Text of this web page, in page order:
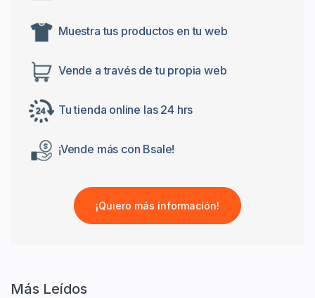
Muestra tus productos en tu web
Vende a través de tu propia web
Tu tienda online las 24 hrs
¡Vende más con Bsale!
¡Quiero más información!
Más Leídos